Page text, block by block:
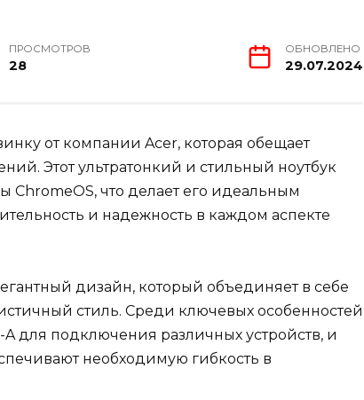
ПРОСМОТРОВ
28
ОБНОВЛЕНО
29.07.2024
от компании Acer, которая обещает
Этот ультратонкий и стильный ноутбук
ChromeOS, что делает его идеальным
и надежность в каждом аспекте
дизайн, который объединяет в себе
стиль. Среди ключевых особенностей
для подключения различных устройств, и
необходимую гибкость в